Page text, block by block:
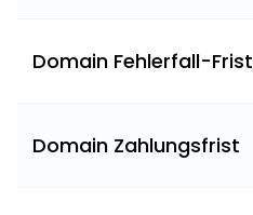
Domain Fehlerfall-Frist
Domain Zahlungsfrist